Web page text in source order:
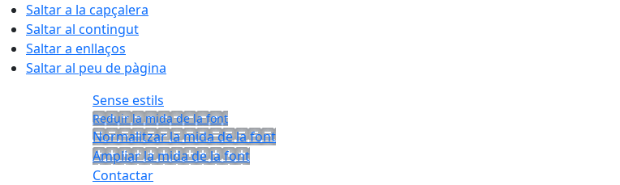
Saltar a la capçalera
Saltar al contingut
Saltar a enllaços
Saltar al peu de pàgina
Sense estils
Reduir la mida de la font
Normalitzar la mida de la font
Ampliar la mida de la font
Contactar